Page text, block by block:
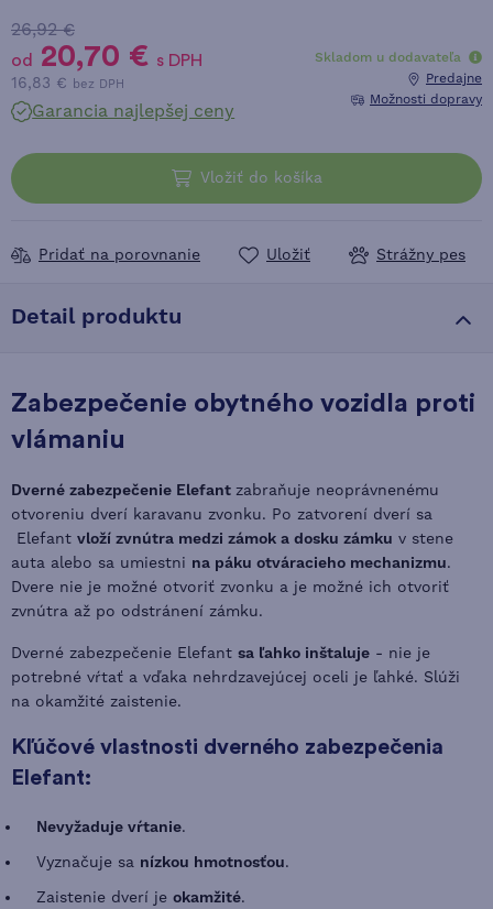
26,92 €
od 20,70 € s DPH
16,83 € bez DPH
Garancia najlepšej ceny
Skladom u dodavateľa
Predajne
Možnosti dopravy
Vložiť do košíka
Pridať na porovnanie Uložiť Strážny pes
Detail produktu
Zabezpečenie obytného vozidla proti
vlámaniu
Dverné zabezpečenie Elefant zabraňuje neoprávnenému
otvoreniu dverí karavanu zvonku. Po zatvorení dverí sa
Elefant vloží zvnútra medzi zámok a dosku zámku v stene
auta alebo sa umiestni na páku otváracieho mechanizmu.
Dvere nie je možné otvoriť zvonku a je možné ich otvoriť
zvnútra až po odstránení zámku.
Dverné zabezpečenie Elefant sa ľahko inštaluje - nie je
potrebné vŕtať a vďaka nehrdzavejúcej oceli je ľahké. Slúži
na okamžité zaistenie.
Kľúčové vlastnosti dverného zabezpečenia
Elefant:
Nevyžaduje vŕtanie.
Vyznačuje sa nízkou hmotnosťou.
Zaistenie dverí je okamžité.